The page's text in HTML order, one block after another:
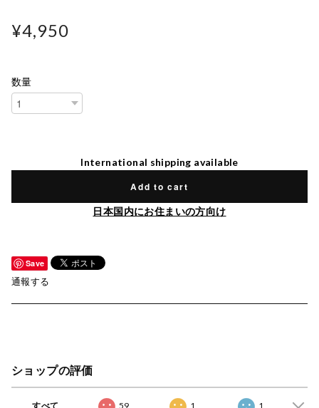
¥4,950
数量
International shipping available
Add to cart
日本国内にお住まいの方向け
Save
通報する
ショップの評価
すべて 59 1 1